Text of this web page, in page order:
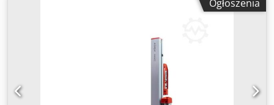
tektury falistej z podajnika stosu, przystosowana również
statycznie, co oznacza, że wszystkie operacje poprzeczne
są realizowane na zatrzymanym kartonie. Maszyna została
zaprojektowana z myślą o wysokiej wydajności.
Maksymalna szerokość robocza kartonu wynosi 2800 mm.
Wszystkie ustawienia narzędzi odbywają się
Ogłoszenia